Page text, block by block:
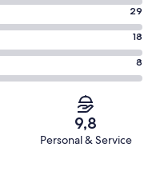
29
18
8
9,8
Personal & Service